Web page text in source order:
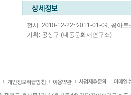
전시: 2010-12-22~2011-01-09, 공아트
기획: 공상구 (대동문화재연구소)